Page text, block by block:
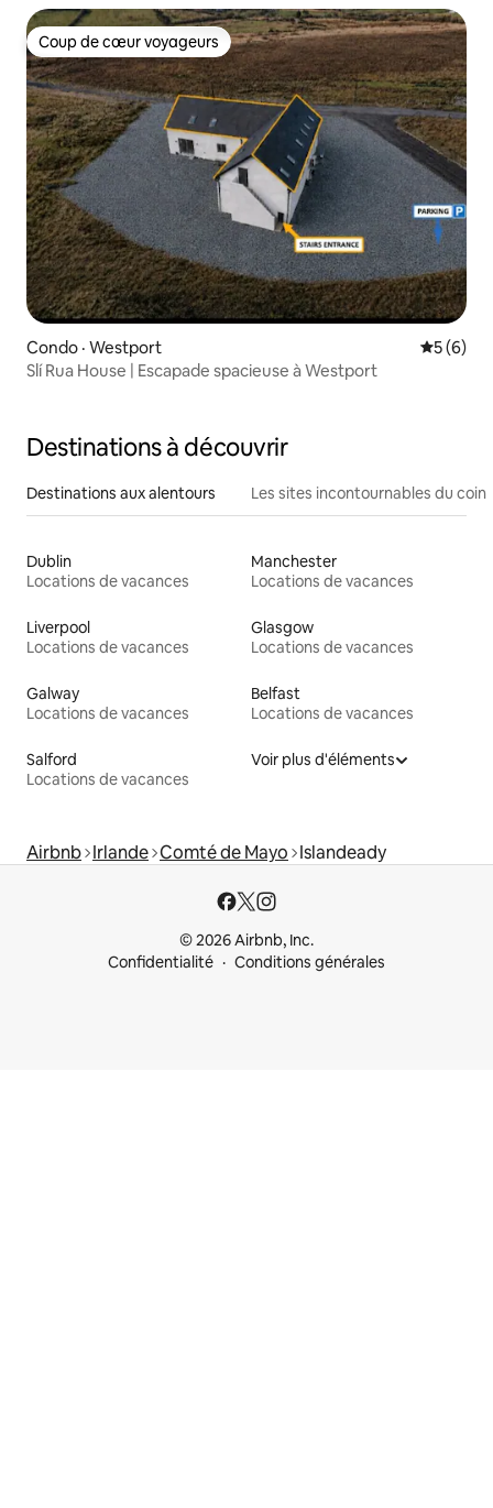
Coup de cœur voyageurs
Coup de cœur voyageurs
Condo · Westport Note
5 (6)
Slí Rua House | Escapade spacieuse à Westport
Destinations à découvrir
Destinations aux alentours Les sites incontournables du coin
Dublin
Locations de vacances
Manchester
Locations de vacances
Liverpool
Locations de vacances
Glasgow
Locations de vacances
Galway
Locations de vacances
Belfast
Locations de vacances
Salford
Locations de vacances
Voir plus d'éléments
Airbnb Irlande Comté de Mayo Islandeady
© 2026 Airbnb, Inc.
Confidentialité
Conditions générales